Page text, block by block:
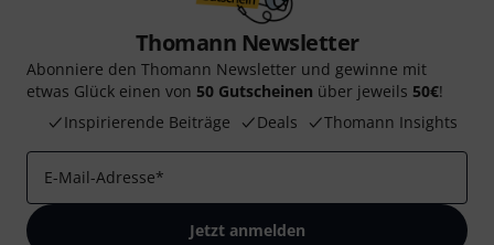
Thomann Newsletter
Abonniere den Thomann Newsletter und gewinne mit
etwas Glück einen von 50 Gutscheinen über jeweils 50€!
Inspirierende Beiträge
Deals Thomann Insights
E-Mail-Adresse*
Jetzt anmelden